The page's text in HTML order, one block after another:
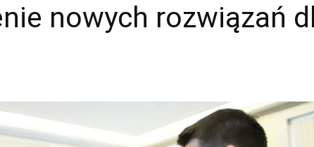
nowych rozwiązań